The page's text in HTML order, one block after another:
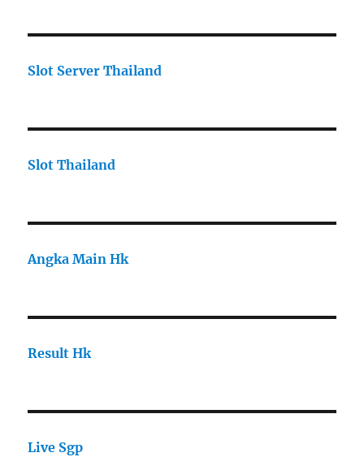
Slot Server Thailand
Slot Thailand
Angka Main Hk
Result Hk
Live Sgp